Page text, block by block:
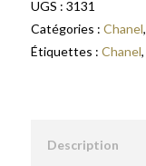
UGS : 3131
Catégories : Chanel,
Étiquettes : Chanel,
Description